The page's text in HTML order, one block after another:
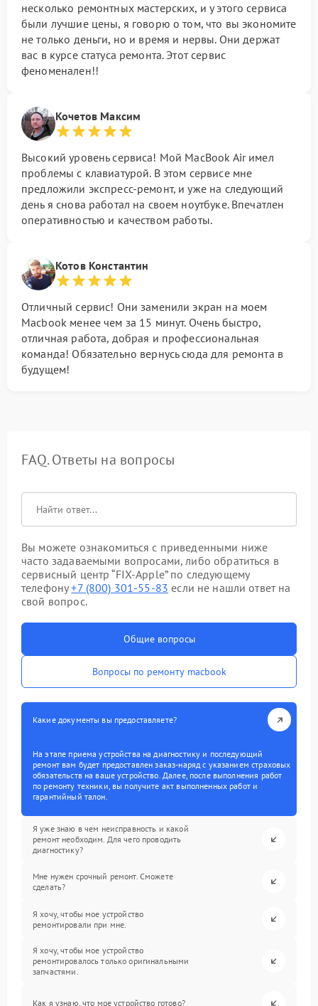
несколько ремонтных мастерских, и у этого сервиса
были лучшие цены, я говорю о том, что вы экономите
не только деньги, но и время и нервы. Они держат
вас в курсе статуса ремонта. Этот сервис
феноменален!!
Кочетов Максим
Высокий уровень сервиса! Мой MacBook Air имел
проблемы с клавиатурой. В этом сервисе мне
предложили экспресс-ремонт, и уже на следующий
день я снова работал на своем ноутбуке. Впечатлен
оперативностью и качеством работы.
Котов Константин
Отличный сервис! Они заменили экран на моем
Macbook менее чем за 15 минут. Очень быстро,
отличная работа, добрая и профессиональная
команда! Обязательно вернусь сюда для ремонта в
будущем!
FAQ. Ответы на вопросы
Вы можете ознакомиться с приведенными ниже
часто задаваемыми вопросами, либо обратиться в
сервисный центр “FIX-Apple” по следующему
телефону+7 (800) 301-55-83 если не нашли ответ на
свой вопрос.
Общие вопросы
Вопросы по ремонту macbook
Какие документы вы предоставляете?
На этапе приема устройства на диагностику и последующий
ремонт вам будет предоставлен заказ-наряд с указанием страховых
обязательств на ваше устройство. Далее, после выполнения работ
по ремонту техники, вы получите акт выполненных работ и
гарантийный талон.
Я уже знаю в чем неисправность и какой
ремонт необходим. Для чего проводить
диагностику?
Мне нужен срочный ремонт. Сможете
сделать?
Я хочу, чтобы мое устройство
ремонтировали при мне.
Я хочу, чтобы мое устройство
ремонтировалось только оригинальными
запчастями.
Как я узнаю, что мое устройство готово?